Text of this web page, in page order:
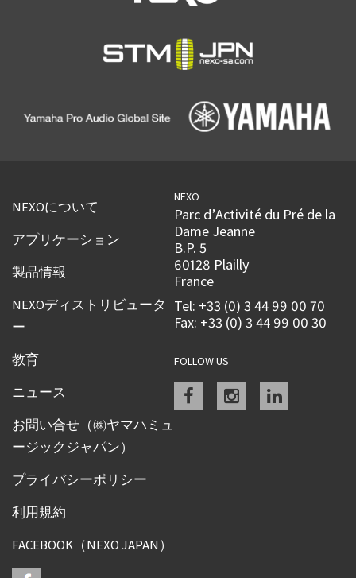
NEXOについて
アプリケーション
製品情報
NEXOディストリビュータ
ー
教育
ニュース
お問い合せ（㈱ヤマハミュ
ージックジャパン）
プライバシーポリシー
利用規約
FACEBOOK（NEXO JAPAN）
NEXO
Parc d’Activité du Pré de la
Dame Jeanne
B.P. 5
60128 Plailly
France
Tel: +33 (0) 3 44 99 00 70
Fax: +33 (0) 3 44 99 00 30
FOLLOW US
Facebookinstagramlinkedin